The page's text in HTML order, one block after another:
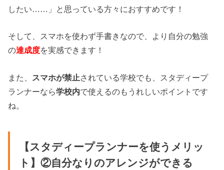
したい……」と思っている方々におすすめです！
そして、スマホを使わず手書きなので、より自分の勉強
の達成度を実感できます！
また、 スマホが禁止されている学校でも、スタディープ
ランナーなら学校内で使えるのもうれしいポイントです
ね。
【スタディープランナーを使うメリッ
ト】②自分なりのアレンジができる